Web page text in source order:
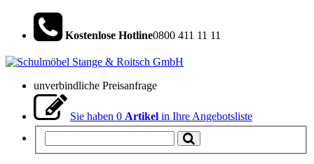
Kostenlose Hotline0800 411 11 11
unverbindliche Preisanfrage
Sie haben 0 Artikel in Ihre Angebotsliste